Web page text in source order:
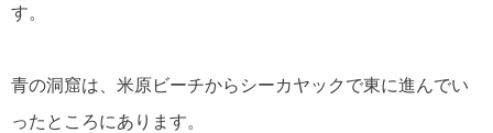
す。
青の洞窟は、米原ビーチからシーカヤックで東に進んでい
ったところにあります。